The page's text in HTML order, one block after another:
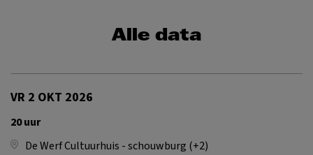
Alle data
VR 2 OKT 2026
20 uur
De Werf Cultuurhuis - schouwburg (+2)